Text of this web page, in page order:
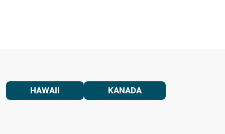
HAWAII KANADA